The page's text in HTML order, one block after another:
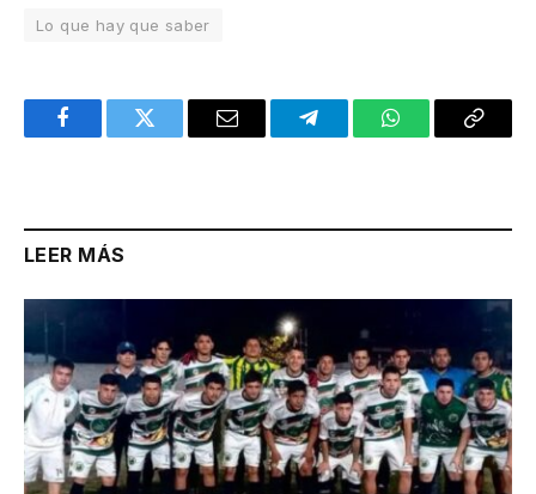
Lo que hay que saber
FacebookTwitter Email TelegramWhatsAppCopy
LEER MÁS